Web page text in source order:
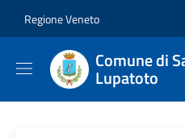
Regione Veneto
Comune di
Lupatoto